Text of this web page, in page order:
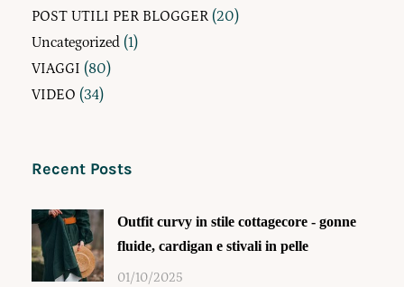
POST UTILI PER BLOGGER (20)
Uncategorized (1)
VIAGGI (80)
VIDEO (34)
Recent Posts
Outfit curvy in stile cottagecore - gonne
fluide, cardigan e stivali in pelle
01/10/2025